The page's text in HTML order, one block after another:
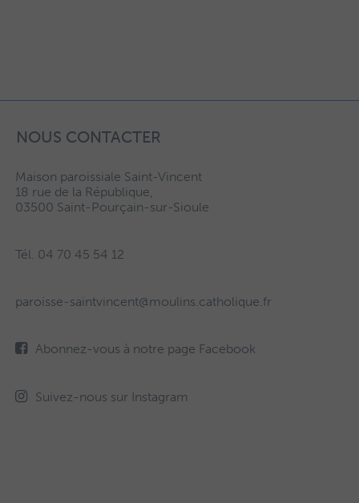
NOUS CONTACTER
Maison paroissiale Saint-Vincent
18 rue de la République,
03500 Saint-Pourçain-sur-Sioule
Tél. 04 70 45 54 12
paroisse-saintvincent@moulins.catholique.fr
Abonnez-vous à notre page Facebook
Suivez-nous sur Instagram